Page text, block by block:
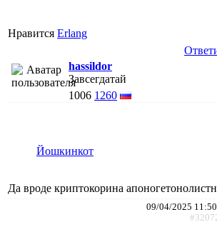
Нравится Erlang
hassildor
Завсегдатай
1006 1260
Йошкинкот
Да вроде криптокорина
09/04/2025